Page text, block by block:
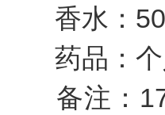
香水：50
药品：个
备注：17